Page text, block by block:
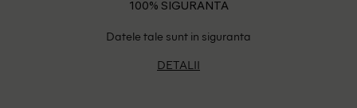
100% SIGURANTA
Datele tale sunt in siguranta
DETALII